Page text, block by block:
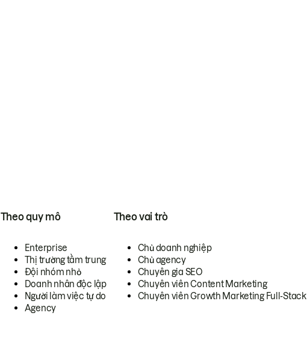
Theo quy mô
Enterprise
Thị trường tầm trung
Đội nhóm nhỏ
Doanh nhân độc lập
Người làm việc tự do
Agency
Theo vai trò
Chủ doanh nghiệp
Chủ agency
Chuyên gia SEO
Chuyên viên Content Marketing
Chuyên viên Growth Marketing Full-Stack